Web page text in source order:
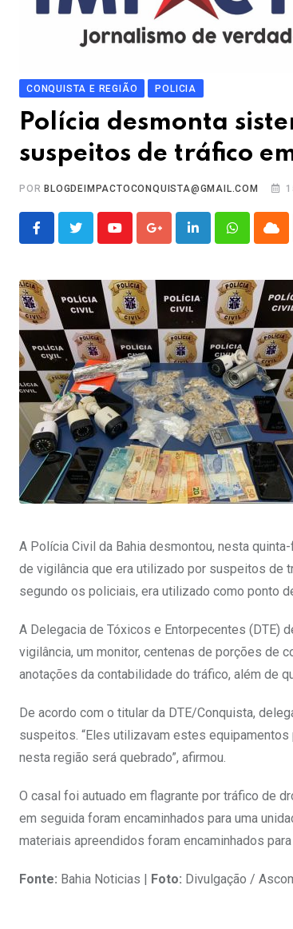
CONQUISTA E REGIÃO POLICIA
Polícia desmonta
suspeitos de tráfico
POR BLOGDEIMPACTOCONQUISTA@GMAIL.COM
YoutubeGoogle+LinkedInWhatsapp
A Polícia Civil da Bahia desmontou, nesta
de vigilância que era utilizado por suspeitos de
segundo os policiais, era utilizado como ponto
A Delegacia de Tóxicos e Entorpecentes (DTE)
vigilância, um monitor, centenas de porções de
anotações da contabilidade do tráfico, além de
De acordo com o titular da DTE/Conquista,
suspeitos. “Eles utilizavam estes
nesta região será quebrado”, afirmou.
O casal foi autuado em flagrante por tráfico de
em seguida foram encaminhados para uma
materiais apreendidos foram encaminhados
Fonte: Bahia Noticias | Foto: Divulgação /